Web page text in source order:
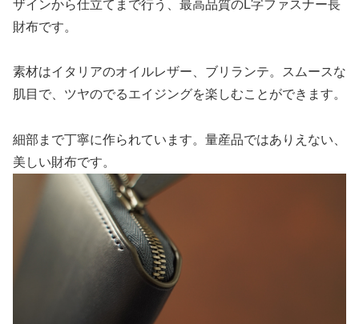
ザインから仕立てまで行う、最高品質のL字ファスナー長
財布です。
素材はイタリアのオイルレザー、ブリランテ。スムースな
肌目で、ツヤのでるエイジングを楽しむことができます。
細部まで丁寧に作られています。量産品ではありえない、
美しい財布です。